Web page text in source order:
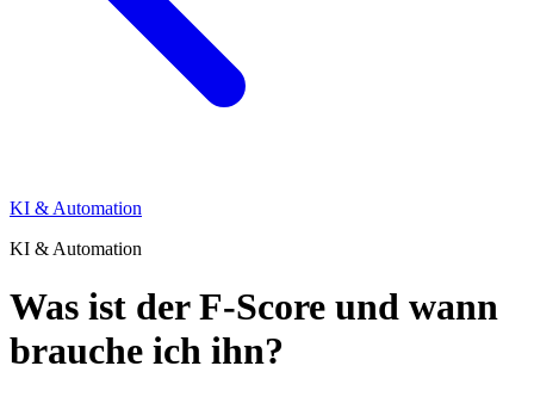
KI & Automation
KI & Automation
Was ist der F-Score und wann
brauche ich ihn?